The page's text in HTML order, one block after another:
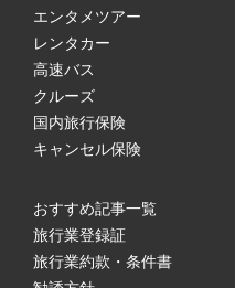
エンタメツアー
レンタカー
高速バス
クルーズ
国内旅行保険
キャンセル保険
おすすめ記事一覧
旅行業登録証
旅行業約款・条件書